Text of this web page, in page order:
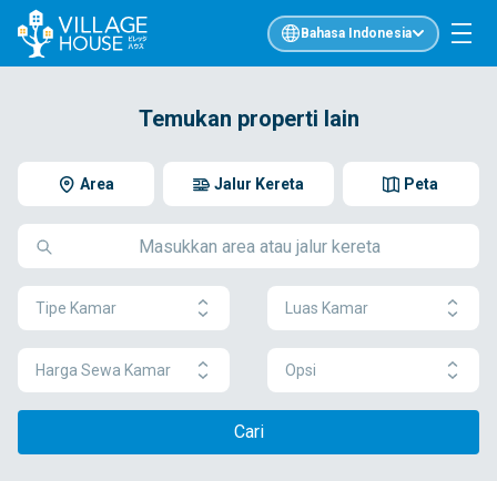
Bahasa Indonesia
Temukan properti lain
Area Peta
Jalur Kereta
Tipe Kamar Luas Kamar
Harga Sewa Kamar Opsi
Cari